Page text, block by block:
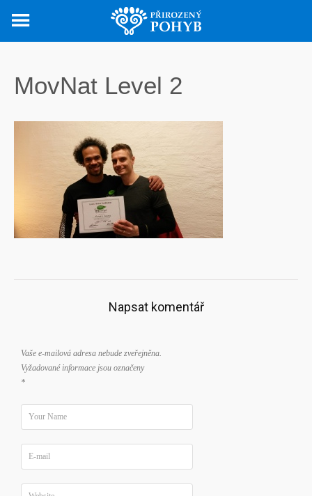
MovNat Level 2
Napsat komentář
Vaše e-mailová adresa nebude zveřejněna.
Vyžadované informace jsou označeny
*